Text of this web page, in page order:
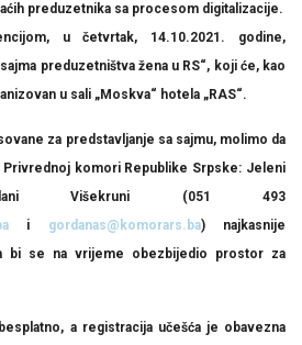
preduzetnika sa procesom digitalizacije.
u četvrtak, 14.10.2021. godine,
preduzetništva žena u RS“, koji će, kao
u sali „Moskva“ hotela „RAS“.
za predstavljanje sa sajmu, molimo da
komori Republike Srpske: Jeleni
Višekruni (051 493
i gordanas@komorars.ba) najkasnije
bi se na vrijeme obezbijedio prostor za
besplatno, a registracija učešća je obavezna